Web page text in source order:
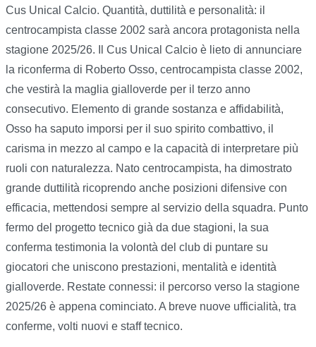
Cus Unical Calcio. Quantità, duttilità e personalità: il
centrocampista classe 2002 sarà ancora protagonista nella
stagione 2025/26. Il Cus Unical Calcio è lieto di annunciare
la riconferma di Roberto Osso, centrocampista classe 2002,
che vestirà la maglia gialloverde per il terzo anno
consecutivo. Elemento di grande sostanza e affidabilità,
Osso ha saputo imporsi per il suo spirito combattivo, il
carisma in mezzo al campo e la capacità di interpretare più
ruoli con naturalezza. Nato centrocampista, ha dimostrato
grande duttilità ricoprendo anche posizioni difensive con
efficacia, mettendosi sempre al servizio della squadra. Punto
fermo del progetto tecnico già da due stagioni, la sua
conferma testimonia la volontà del club di puntare su
giocatori che uniscono prestazioni, mentalità e identità
gialloverde. Restate connessi: il percorso verso la stagione
2025/26 è appena cominciato. A breve nuove ufficialità, tra
conferme, volti nuovi e staff tecnico.